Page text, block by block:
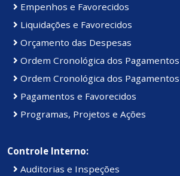
Empenhos e Favorecidos
Liquidações e Favorecidos
Orçamento das Despesas
Ordem Cronológica dos Pagamentos
Ordem Cronológica dos Pagamentos
Pagamentos e Favorecidos
Programas, Projetos e Ações
Controle Interno:
Auditorias e Inspeções